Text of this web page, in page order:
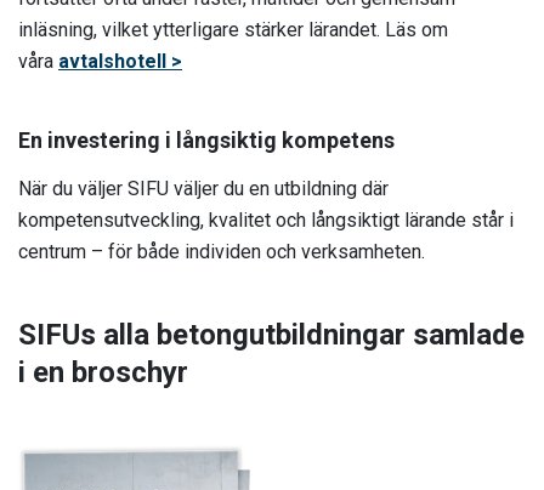
inläsning, vilket ytterligare stärker lärandet. Läs om
våra avtalshotell >
En investering i långsiktig kompetens
När du väljer SIFU väljer du en utbildning där
kompetensutveckling, kvalitet och långsiktigt lärande står i
centrum – för både individen och verksamheten.
SIFUs alla betongutbildningar samlade
i en broschyr